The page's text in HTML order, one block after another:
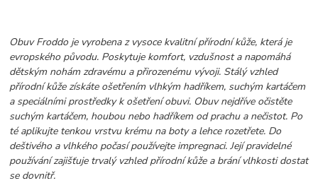
Obuv Froddo je vyrobena z vysoce kvalitní přírodní kůže, která je
evropského původu. Poskytuje komfort, vzdušnost a napomáhá
dětským nohám zdravému a přirozenému vývoji. Stálý vzhled
přírodní kůže získáte ošetřením vlhkým hadříkem, suchým kartáčem
a speciálními prostředky k ošetření obuvi. Obuv nejdříve očistěte
suchým kartáčem, houbou nebo hadříkem od prachu a nečistot. Po
té aplikujte tenkou vrstvu krému na boty a lehce rozetřete. Do
deštivého a vlhkého počasí používejte impregnaci. Její pravidelné
používání zajišťuje trvalý vzhled přírodní kůže a brání vlhkosti dostat
se dovnitř.